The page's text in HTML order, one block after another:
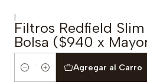
|
Filtros Redfield
Bolsa ($940 x
Cantidad
Agregar al Carro